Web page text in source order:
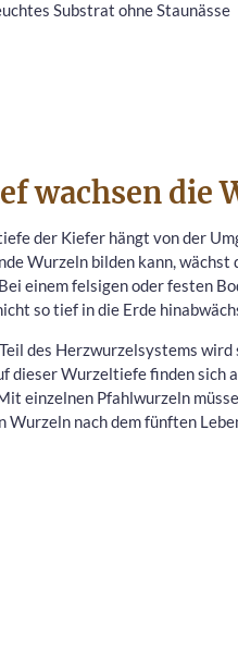
Substrat ohne Staunässe
wachsen die
der Kiefer hängt von der
Wurzeln bilden kann,
einem felsigen oder festen
so tief in die Erde
des Herzwurzelsystems
dieser Wurzeltiefe finden sich
einzelnen Pfahlwurzeln
Wurzeln nach dem fünften